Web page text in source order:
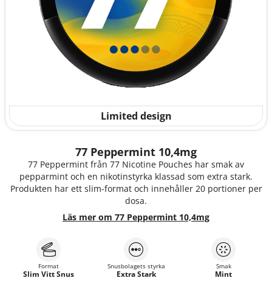
Limited design
77 Peppermint 10,4mg
77 Peppermint från 77 Nicotine Pouches har smak av
pepparmint och en nikotinstyrka klassad som extra stark.
Produkten har ett slim-format och innehåller 20 portioner per
dosa.
Läs mer om 77 Peppermint 10,4mg
Format
Slim Vitt Snus
Snusbolagets styrka
Extra Stark
Smak
Mint